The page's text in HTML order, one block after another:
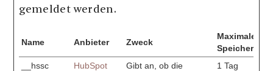
gemeldet werden.
Name Anbieter Zweck
Maximale
__hssc
HubSpot
Gibt an, ob die
1 Tag